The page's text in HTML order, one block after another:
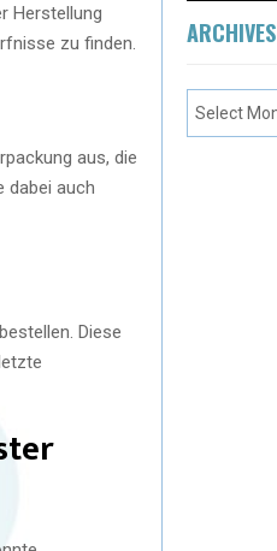
Herstellung
zu finden.
aus, die
dabei auch
Diese
ARCHIVES